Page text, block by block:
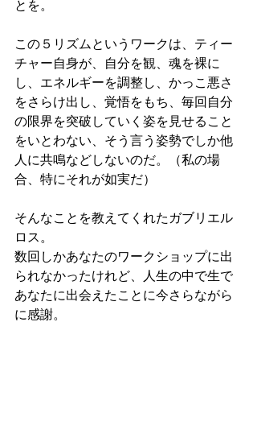
とを。
この５リズムというワークは、ティー
チャー自身が、自分を観、魂を裸に
し、エネルギーを調整し、かっこ悪さ
をさらけ出し、覚悟をもち、毎回自分
の限界を突破していく姿を見せること
をいとわない、そう言う姿勢でしか他
人に共鳴などしないのだ。（私の場
合、特にそれが如実だ）
そんなことを教えてくれたガブリエル
ロス。
数回しかあなたのワークショップに出
られなかったけれど、人生の中で生で
あなたに出会えたことに今さらながら
に感謝。